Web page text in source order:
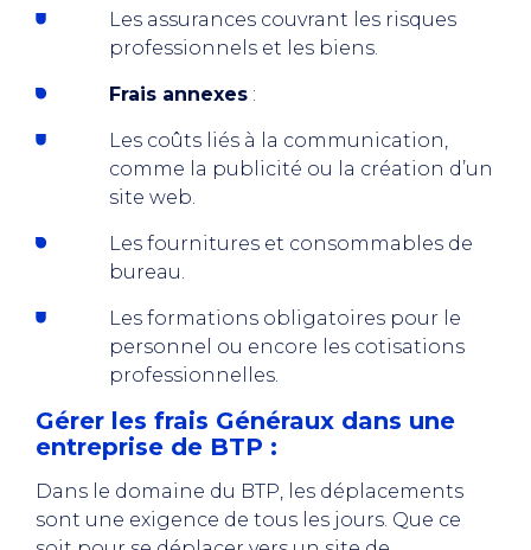
Les assurances couvrant les risques
professionnels et les biens.
Frais annexes :
Les coûts liés à la communication,
comme la publicité ou la création d’un
site web.
Les fournitures et consommables de
bureau.
Les formations obligatoires pour le
personnel ou encore les cotisations
professionnelles.
Gérer les frais Généraux dans une
entreprise de BTP :
Dans le domaine du BTP, les déplacements
sont une exigence de tous les jours. Que ce